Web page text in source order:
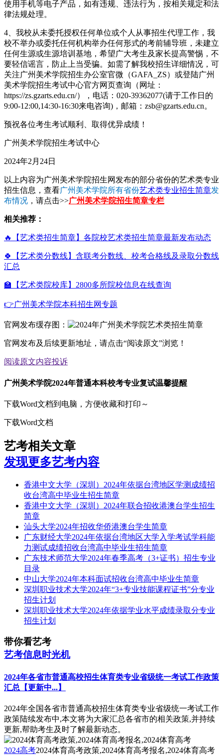
使用手机等电子产品，如有违规、违法行为，按相关规定和法
律法规处理。
4、我校从未委托授权任何单位或个人从事招生代理工作，我
校不举办或委托任何机构举办任何形式的考前辅导班，未建立
任何生源或生源培训基地，希望广大考生及家长提高警惕，不
要轻信谣言，防止上当受骗。如需了解我校招生详细情况，可
关注广州美术学院招生办公室官微（GAFA_ZS）或登陆广州
美术学院招生考试中心官方网页查询（网址：
https://zs.gzarts.edu.cn/），电话：020-39362077(请于工作日的
9:00-12:00,14:30-16:30来电咨询)，邮箱：zsb@gzarts.edu.cn。
预祝各位考生考试顺利、取得优异成绩！
广州美术学院招生考试中心
2024年2月24日
以上内容为广州美术学院招生网发布的部分省份的艺术类专业
招生信息，查看广州美术学院所有省份艺术类专业招生简章发
布情况 ，请点击>>广州美术学院招生简章专栏
相关推荐：
🔥【艺术类招生简章】各院校艺术类招生简章最新发布动态
🍀【艺术类分数线】含联考分数线、校考合格线及录取分数线
汇总
🏫【艺术类院校库】2800多所院校信息在线查询
👉广州美术学院本科招生网专题
官网发布缓存图：
官网发布及后续更新地址，请点击“阅读原文”浏览！
阅读原文内容投诉
广州美术学院2024年普通本科校考专业复试温馨提醒
下载Word文档到电脑，方便收藏和打印～
下载Word文档
艺考相关文章
发现更多艺考内容
香港中文大学（深圳）2024年依据台湾地区学测成绩招
收台湾高中毕业生招生简章
香港中文大学（深圳）2024年联合招收港澳台学生招生
简章
汕头大学2024年招收华侨港澳台学生简章
广东财经大学2024年依据台湾地区大学入学考试学科能
力测试成绩招收台湾高中毕业生招生简章
广东技术师范大学2024年春季高考（3+证书）招生专业
目录
中山大学2024年本科面试招收台湾高中毕业生简章
深圳职业技术大学2024年“3+专业技能课程证书”分专业
招生计划
深圳职业技术大学2024年依据学业水平成绩录取分专业
招生计划
带你看艺考
艺考信息时光机
2024年各省市普通高校招生体育类专业省级统一考试工作政策
汇总【更新中...】
2024年全国各省市普通高校招生体育类专业省级统一考试工作
政策陆续发布中,本文将为大家汇总各省市的相关政策,并持续
更新,帮助考生及时了解最新动态。
2024高考2024体育高考政策,2024体育高考报名,2024体育高考